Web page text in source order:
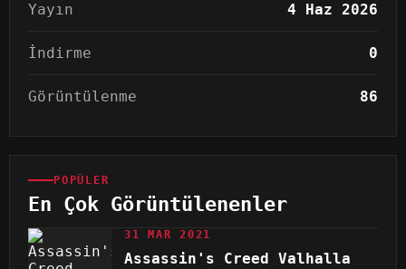
Yayın 4 Haz 2026
İndirme 0
Görüntülenme 86
POPÜLER
En Çok Görüntülenenler
31 MAR 2021
Assassin's Creed Valhalla